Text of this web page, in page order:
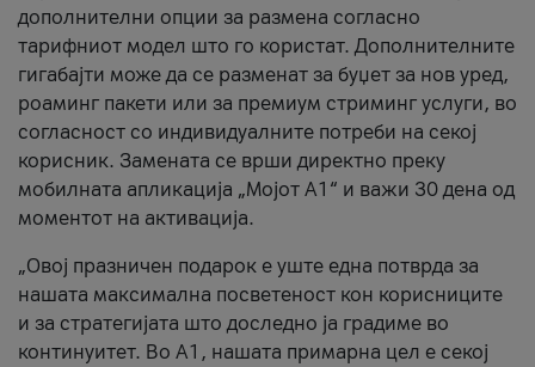
дополнителни опции за размена согласно
тарифниот модел што го користат. Дополнителните
гигабајти може да се разменат за буџет за нов уред,
роаминг пакети или за премиум стриминг услуги, во
согласност со индивидуалните потреби на секој
корисник. Замената се врши директно преку
мобилната апликација „Мојот А1“ и важи 30 дена од
моментот на активација.
„Овој празничен подарок е уште една потврда за
нашата максимална посветеност кон корисниците
и за стратегијата што доследно ја градиме во
континуитет. Во А1, нашата примарна цел е секој